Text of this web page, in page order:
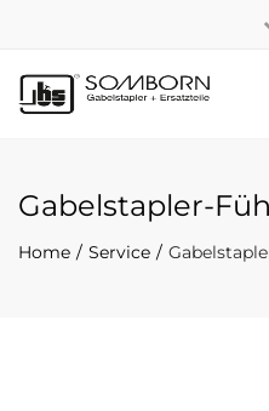
Gabelstapler-
Home Service